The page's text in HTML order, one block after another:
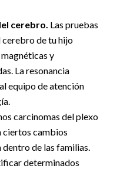
cerebro. Las pruebas
cerebro de tu hijo
y
La resonancia
equipo de atención
carcinomas del plexo
ciertos cambios
de las familias.
determinados